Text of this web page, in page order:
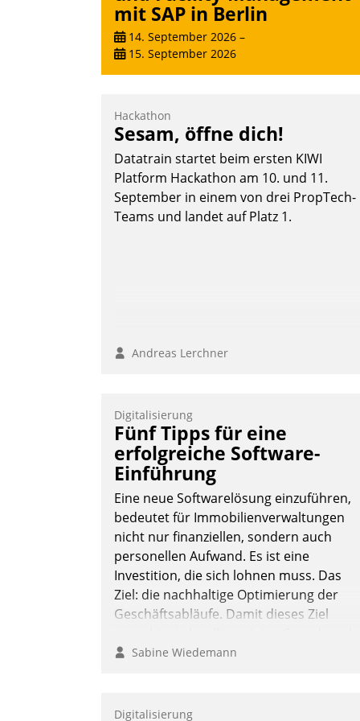
mit SAP in Berlin
14. September 2026 –
15. September 2026
Hackathon
Sesam, öffne dich!
Datatrain startet beim ersten KIWI
Platform Hackathon am 10. und 11.
September in einem von drei PropTech-
Teams und landet auf Platz 1.
Andreas Lerchner
Digitalisierung
Fünf Tipps für eine
erfolgreiche Software-
Einführung
Eine neue Softwarelösung einzuführen,
bedeutet für Immobilienverwaltungen
nicht nur finanziellen, sondern auch
personellen Aufwand. Es ist eine
Investition, die sich lohnen muss. Das
Ziel: die nachhaltige Optimierung der
Geschäftsabläufe. Damit dieses Ziel
befolgt werden.
Sabine Wiedemann
Digitalisierung